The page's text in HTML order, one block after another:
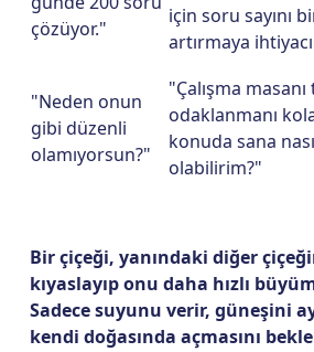
çözüyor."
için soru sayını
artırmaya
"Neden onun
gibi düzenli
olamıyorsun?"
"Çalışma
odaklanmanı
konuda sana
olabilirim?"
Bir çiçeği, yanındaki diğer
kıyaslayıp onu daha hızlı
Sadece suyunu verir, güneşini
kendi doğasında açmasını